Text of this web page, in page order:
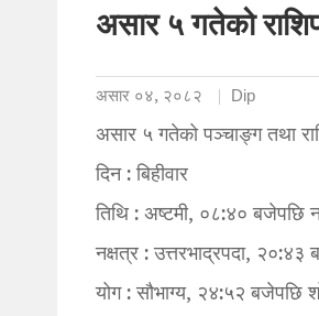
असार ५ गतेको
असार ०४, २०८२ Dip
असार ५ गतेको पञ्चाङ्ग तथा
दिन : बिहीवार
तिथि : अष्टमी, ०८:४० बजेपछि
नक्षत्र : उत्तरभाद्रपदा, २०:४३
योग : सौभाग्य, २४:५२ बजेपछि